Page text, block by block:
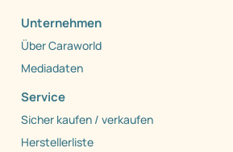
Unternehmen
Über Caraworld
Mediadaten
Service
Sicher kaufen / verkaufen
Herstellerliste